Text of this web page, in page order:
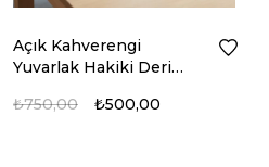
Açık Kahverengi
Yuvarlak Hakiki Deri
10 cm
₺500,00
₺750,00